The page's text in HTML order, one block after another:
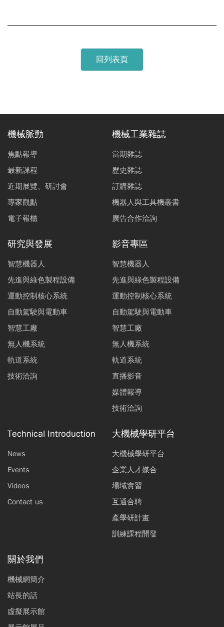
回列表頁
機械脈動
焦點報導
最新課程
近期展覽、研討會
專家觀點
電子報櫃
機械工業雜誌
當期雜誌
歷史雜誌
訂購雜誌
機器人與工具機叢書
廣告合作洽詢
研究與發展
智慧機器人
先進與綠色製程設備
運動控制核心系統
自動駕駛與電動車
智慧工廠
無人機系統
軌道系統
技術洽詢
影音專區
智慧機器人
先進與綠色製程設備
運動控制核心系統
自動駕駛與電動車
智慧工廠
無人機系統
軌道系統
直播影音
媒體報導
技術洽詢
Technical Introduction
News
Events
Videos
Contact us
大機械學研平台
大機械學研平台
企業人才媒合
場域實習
互通合聘
產學研計畫
訓練課程開發
關於我們
機械網簡介
站長的話
虛擬展示館